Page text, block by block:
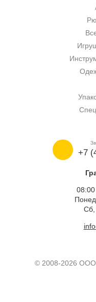
+7
Сб,
© 2008-2026